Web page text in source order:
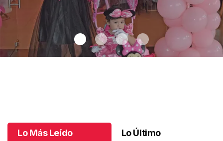
Lo Más Leído Lo Último